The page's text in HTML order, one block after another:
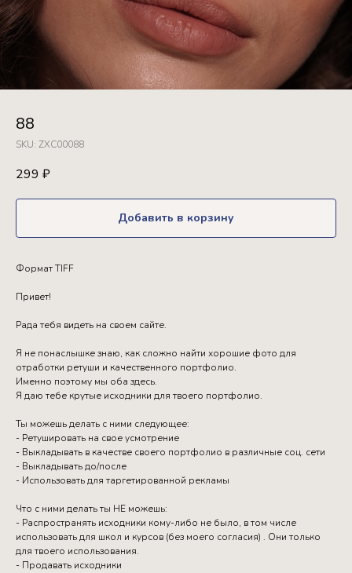
88
SKU: ZXC00088
299 ₽
Добавить в корзину
Формат TIFF
Привет!
Рада тебя видеть на своем сайте.
Я не понаслышке знаю, как сложно найти хорошие фото для
отработки ретуши и качественного портфолио.
Именно поэтому мы оба здесь.
Я даю тебе крутые исходники для твоего портфолио.
Ты можешь делать с ними следующее:
- Ретушировать на свое усмотрение
- Выкладывать в качестве своего портфолио в различные соц. сети
- Выкладывать до/после
- Использовать для таргетированной рекламы
Что с ними делать ты НЕ можешь:
- Распространять исходники кому-либо не было, в том числе
использовать для школ и курсов (без моего согласия) . Они только
для твоего использования.
- Продавать исходники